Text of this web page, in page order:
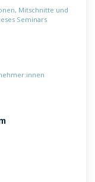
Mitschnitte und
Seminars